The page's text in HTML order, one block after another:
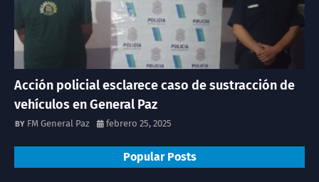
Acción policial esclarece caso de sustracción de
vehículos en General Paz
FM General Paz febrero 25, 2025
Popular Posts